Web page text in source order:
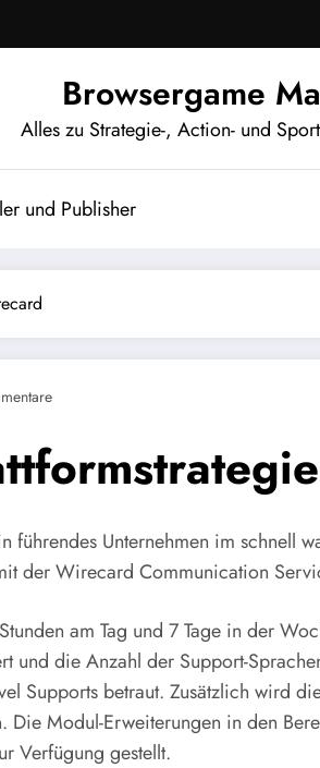
Browsergame
Alles zu Strategie-, Action- und
und Publisher
Unternehmen im schnell
der Wirecard Communication
am Tag und 7 Tage in der
und die Anzahl der Support-
Supports betraut. Zusätzlich wird
Modul-Erweiterungen in den
Verfügung gestellt.